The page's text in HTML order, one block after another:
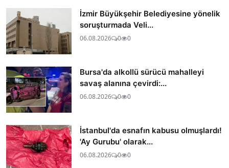
İzmir Büyükşehir Belediyesine yönelik
soruşturmada Veli...
06.08.2026 0 0
Bursa'da alkollü sürücü mahalleyi
savaş alanına çevirdi:...
06.08.2026 0 0
İstanbul'da esnafın kabusu olmuşlardı!
'Ay Gurubu' olarak...
06.08.2026 0 0